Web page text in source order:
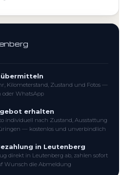
Kilometerstand, Zustand und Fotos —
oder WhatsApp
erhalten
individuell nach Zustand, Ausstattung
— kostenlos und unverbindlich
in Leutenberg
direkt in Leutenberg ab, zahlen sofort
Wunsch die Abmeldung